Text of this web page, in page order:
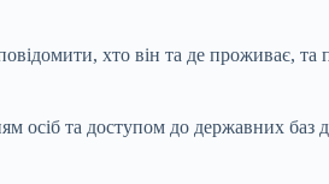
хто він та де проживає,
осіб та доступом до державних